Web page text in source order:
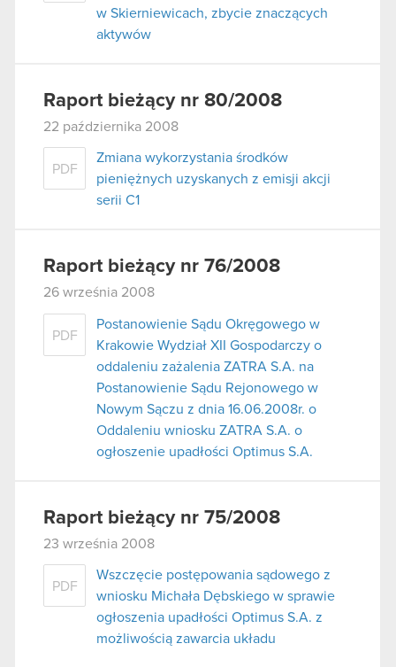
w Skierniewicach, zbycie znaczących
aktywów
Raport bieżący nr 80/2008
22 października 2008
PDF
Zmiana wykorzystania środków
pieniężnych uzyskanych z emisji akcji
serii C1
Raport bieżący nr 76/2008
26 września 2008
PDF
Postanowienie Sądu Okręgowego w
Krakowie Wydział XII Gospodarczy o
oddaleniu zażalenia ZATRA S.A. na
Postanowienie Sądu Rejonowego w
Nowym Sączu z dnia 16.06.2008r. o
Oddaleniu wniosku ZATRA S.A. o
ogłoszenie upadłości Optimus S.A.
Raport bieżący nr 75/2008
23 września 2008
PDF
Wszczęcie postępowania sądowego z
wniosku Michała Dębskiego w sprawie
ogłoszenia upadłości Optimus S.A. z
możliwością zawarcia układu